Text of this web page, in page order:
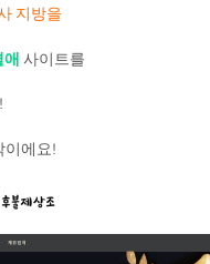
지방을
애 사이트를
이에요!